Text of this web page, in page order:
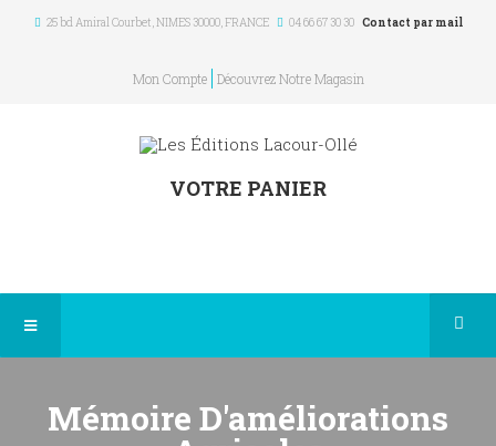
25 bd Amiral Courbet, NIMES 30000,FRANCE 04 66 67 30 30 Contact par mail
Mon Compte Découvrez Notre Magasin
VOTRE PANIER
Mémoire D'améliorations